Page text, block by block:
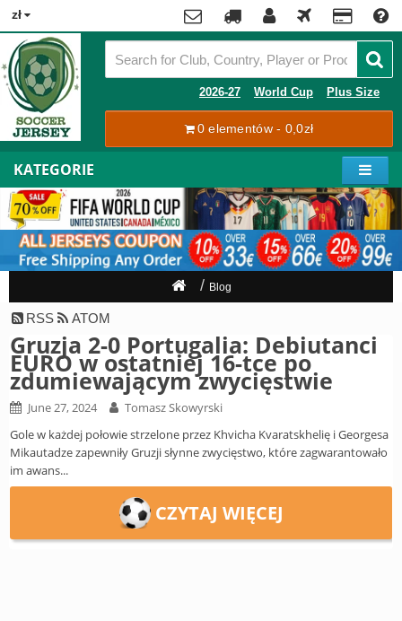
zł
Contact
Tracking
Moje
konto
Rejestracja
się
Shipping
Payment
Koszyk
2026-27 World Cup Plus Size
0 elementów - 0,0zł
x
KATEGORIE
Premier
League
La
Liga
Bundesliga
Serie
A
Ligue
1
Pilkarze
Mistrzostwa
Świata
2026
Europe
UEFA
CONMEBOL
Retro
Blog
RSS ATOM
Gruzja 2-0 Portugalia: Debiutanci
EURO w ostatniej 16-tce po
zdumiewającym zwycięstwie
June 27, 2024
Tomasz Skowyrski
Gole w każdej połowie strzelone przez Khvicha Kvaratskhelię i Georgesa
Mikautadze zapewniły Gruzji słynne zwycięstwo, które zagwarantowało
im awans...
CZYTAJ WIĘCEJ